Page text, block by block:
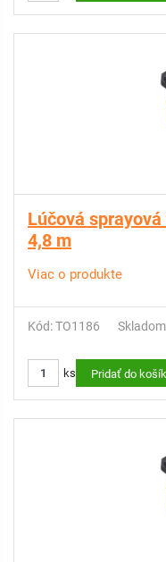
Lúčová
4,8 m
Viac o produkte
Kód: TO1186 Skladom
ks Pridať do